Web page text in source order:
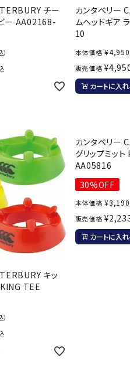
イン
バッ
メン
ソッ
ト
ズ
球）
クセサリー
バス
バス
レプ
ボー
ボー
ソッ
ビー
パイク・シューズ
ン
ト
ュ
ル
テニスバッグ
その他バッグ
FINTA
HELLY
LUXILON
チー
ー AA02168-
カンタベリー
ムヘッドギア
10
本体価格 ¥4,950
販売価格 ¥
カートに入れ
キッ
TEE
カンタベリー
グリップミッ
AA05816
30%OFF
本体価格 ¥3,190
販売価格 ¥
カートに入れ